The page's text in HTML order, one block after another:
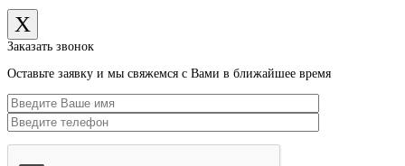
X
Заказать звонок
Оставьте заявку и мы свяжемся с Вами в ближайшее время